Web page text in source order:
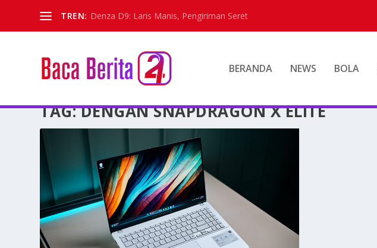
TREN: Denza D9: Laris Manis, Pengiriman Seret
BERANDA NEWS BOLA
TAG:DENGAN SNAPDRAGON X ELITE